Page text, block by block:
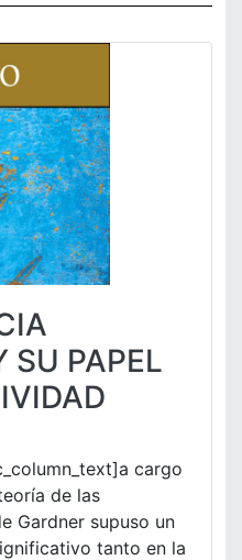
SU PAPEL
cargo
de las
Gardner supuso un
tanto en la